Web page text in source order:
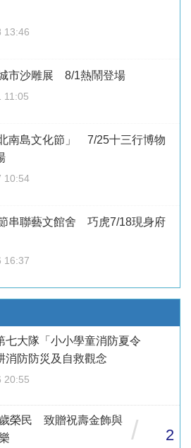
13:46
市沙雕展 8/1熱鬧登場
11:05
北南島文化節」 7/25十三行博物
10:54
串聯藝文館舍 巧虎7/18現身府
16:37
七大隊「小小學童消防夏令
防防災及自救觀念
20:55
榮民 致贈祝壽金飾與
/ 2